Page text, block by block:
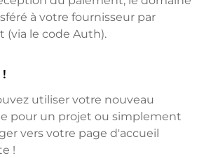
à votre fournisseur par
(via le code Auth).
utiliser votre nouveau
pour un projet ou simplement
vers votre page d'accueil
!